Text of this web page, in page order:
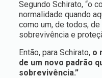
Segundo Schirato, “o
normalidade quando
como um, de todos,
sobrevivência e
Então, para Schirato, o
de um novo padrão
sobrevivência.”